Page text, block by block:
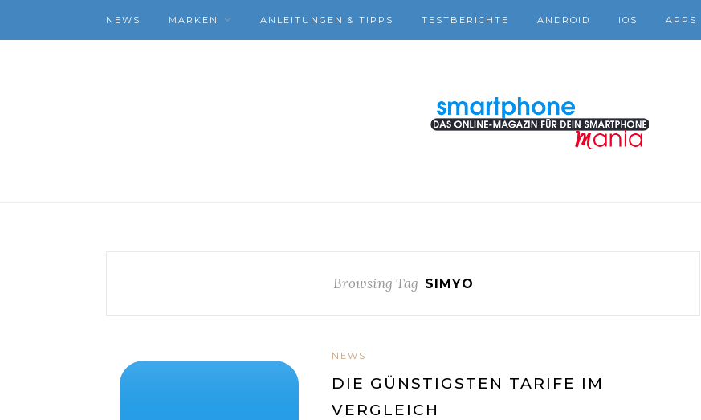
NEWS MARKEN ANLEITUNGEN & TIPPS TESTBERICHTE ANDROID IOS APPS
Browsing Tag SIMYO
NEWS
DIE GÜNSTIGSTEN TARIFE IM
VERGLEICH